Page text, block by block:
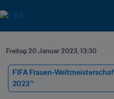
Freitag 20 Januar 2023, 13:30
FIFA Frauen-
2023™